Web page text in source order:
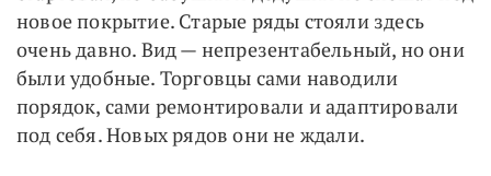
новое покрытие. Старые ряды стояли здесь
очень давно. Вид — непрезентабельный, но они
были удобные. Торговцы сами наводили
порядок, сами ремонтировали и адаптировали
под себя. Новых рядов они не ждали.